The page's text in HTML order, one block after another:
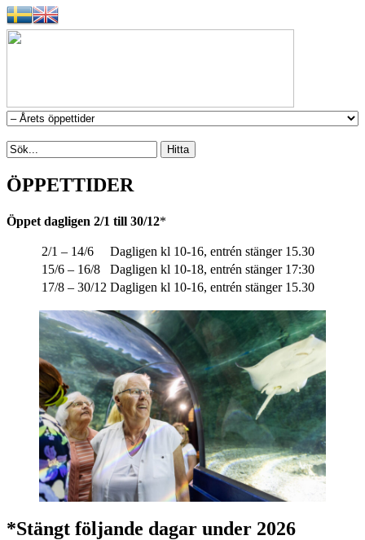
ÖPPETTIDER
Öppet dagligen 2/1 till 30/12*
2/1 – 14/6 Dagligen kl 10-16, entrén stänger 15.30
15/6 – 16/8
Dagligen kl 10-18, entrén stänger 17:30
17/8 – 30/12 Dagligen kl 10-16, entrén stänger 15.30
*Stängt följande dagar under 2026